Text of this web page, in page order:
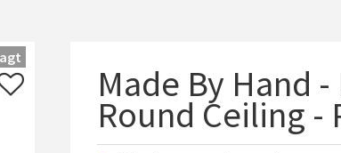
Made By Hand
Round Ceiling -